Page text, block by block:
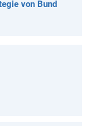
von Bund